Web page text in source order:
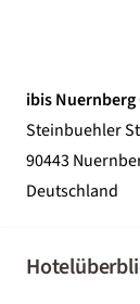
ibis
Steinbuehler
90443
Deutschland